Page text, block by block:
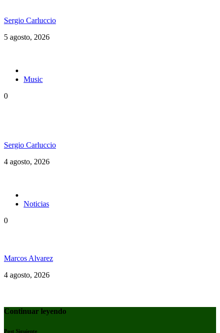
Sergio Carluccio
5 agosto, 2026
Music
0
Sergio Carluccio
4 agosto, 2026
Noticias
0
Marcos Alvarez
4 agosto, 2026
Continuar leyendo
Post Siguiente